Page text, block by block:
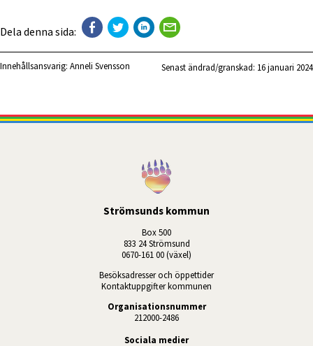
Dela denna sida:
Innehållsansvarig: Anneli Svensson Senast ändrad/granskad: 16 januari 2024
Strömsunds kommun
Box 500
833 24 Strömsund
0670-161 00 (växel)
Besöksadresser och öppettider
Kontaktuppgifter kommunen
Organisationsnummer
212000-2486
Sociala medier